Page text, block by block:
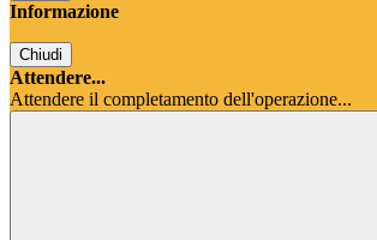
Informazione
Chiudi
Attendere...
Attendere il completamento dell'operazione...